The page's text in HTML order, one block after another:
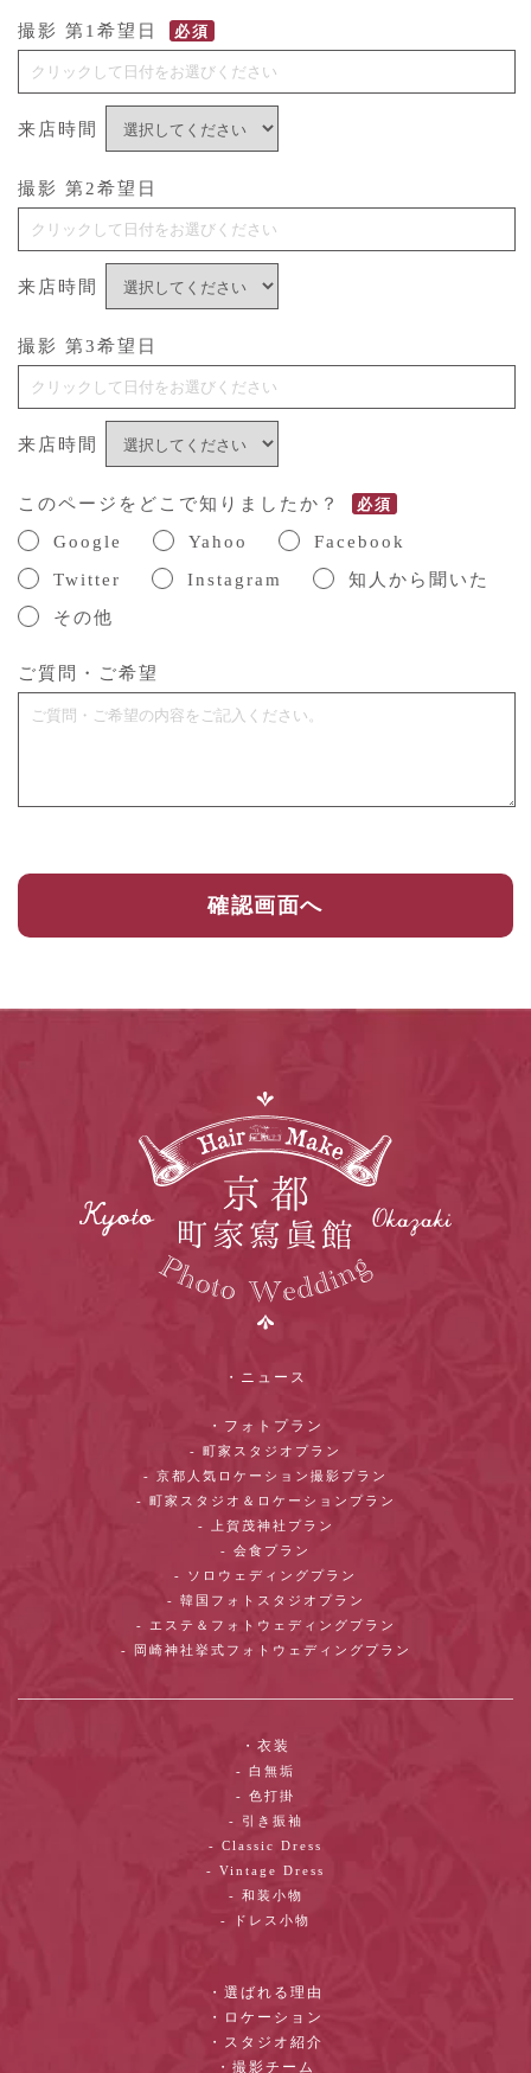
撮影 第1希望日 必須
来店時間
撮影 第2希望日
来店時間
撮影 第3希望日
来店時間
このページをどこで知りましたか？ 必須
Google Yahoo
Facebook
Twitter
Instagram
知人から聞いた
その他
ご質問・ご希望
・ニュース
・フォトプラン
- 町家スタジオプラン
- 京都人気ロケーション撮影プラン
- 町家スタジオ＆ロケーションプラン
- 上賀茂神社プラン
- 会食プラン
- ソロウェディングプラン
- 韓国フォトスタジオプラン
- エステ＆フォトウェディングプラン
- 岡崎神社挙式フォトウェディングプラン
・衣装
- 白無垢
- 色打掛
- 引き振袖
- Classic Dress
- Vintage Dress
- 和装小物
- ドレス小物
・選ばれる理由
・ロケーション
・スタジオ紹介
・撮影チーム